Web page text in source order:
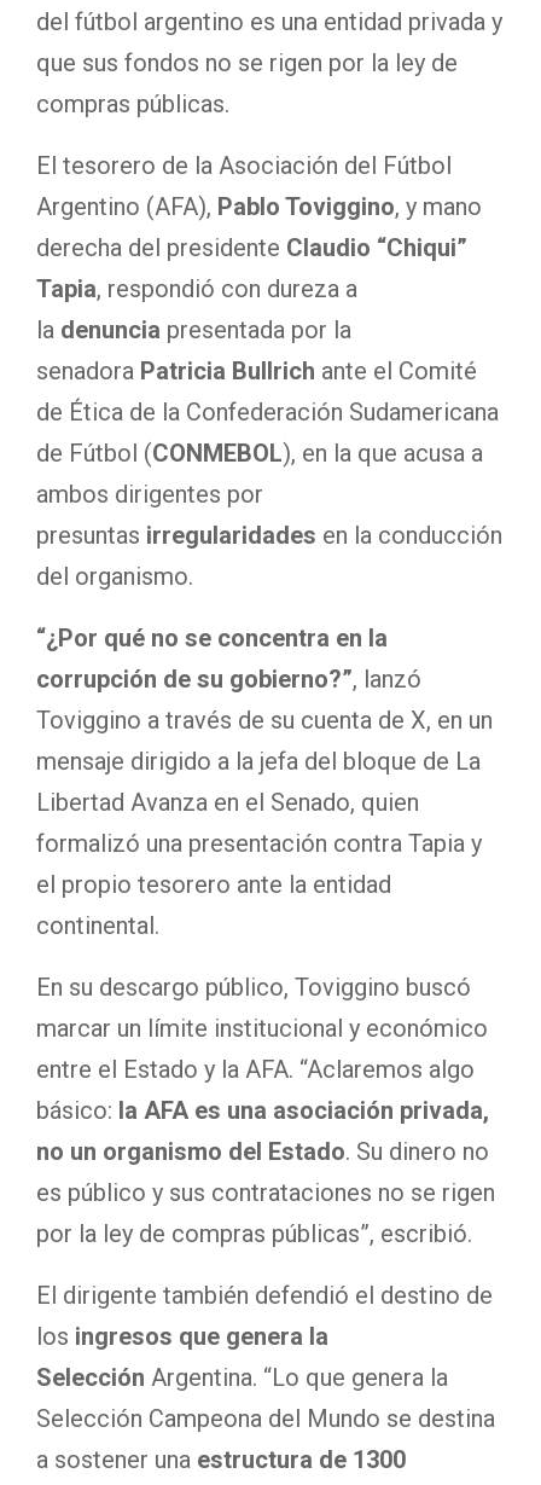
del fútbol argentino es una entidad privada y
que sus fondos no se rigen por la ley de
compras públicas.
El tesorero de la Asociación del Fútbol
Argentino (AFA), Pablo Toviggino, y mano
derecha del presidente Claudio “Chiqui”
Tapia, respondió con dureza a
la denuncia presentada por la
senadora Patricia Bullrich ante el Comité
de Ética de la Confederación Sudamericana
de Fútbol (CONMEBOL), en la que acusa a
ambos dirigentes por
presuntas irregularidades en la conducción
del organismo.
“¿Por qué no se concentra en la
corrupción de su gobierno?”, lanzó
Toviggino a través de su cuenta de X, en un
mensaje dirigido a la jefa del bloque de La
Libertad Avanza en el Senado, quien
formalizó una presentación contra Tapia y
el propio tesorero ante la entidad
continental.
En su descargo público, Toviggino buscó
marcar un límite institucional y económico
entre el Estado y la AFA. “Aclaremos algo
básico: la AFA es una asociación privada,
no un organismo del Estado. Su dinero no
es público y sus contrataciones no se rigen
por la ley de compras públicas”, escribió.
El dirigente también defendió el destino de
los ingresos que genera la
Selección Argentina. “Lo que genera la
Selección Campeona del Mundo se destina
a sostener una estructura de 1300